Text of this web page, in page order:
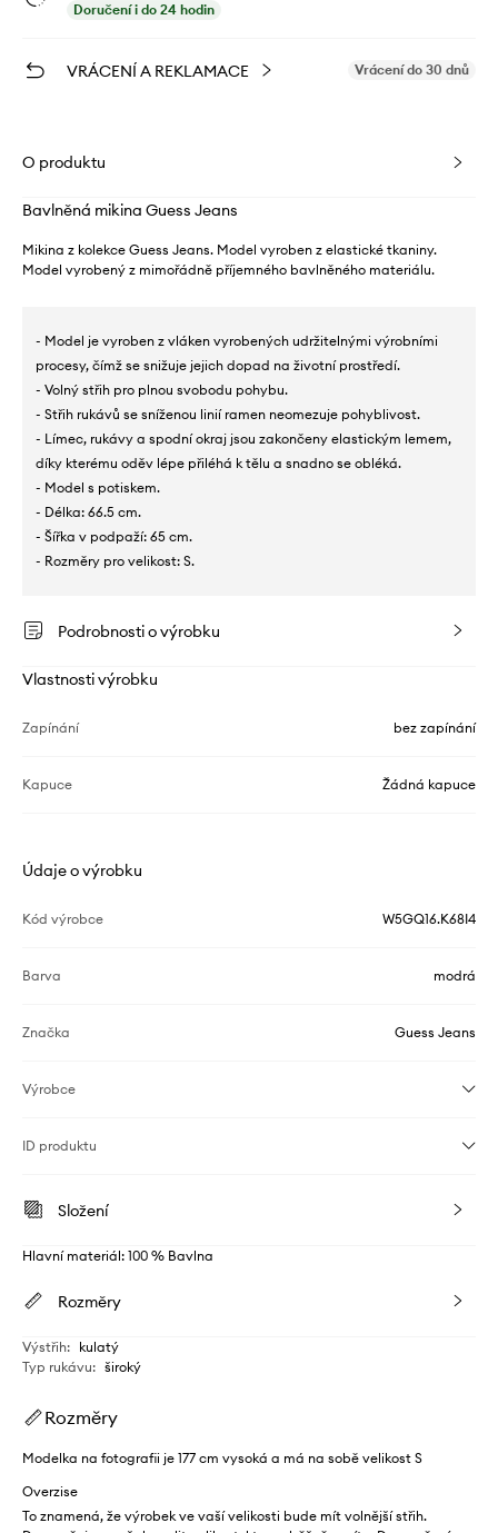
Doručení i do 24 hodin
VRÁCENÍ A REKLAMACE Vrácení do 30 dnů
O produktu
Bavlněná mikina Guess Jeans
Mikina z kolekce Guess Jeans. Model vyroben z elastické tkaniny.
Model vyrobený z mimořádně příjemného bavlněného materiálu.
- Model je vyroben z vláken vyrobených udržitelnými výrobními
procesy, čímž se snižuje jejich dopad na životní prostředí.
- Volný střih pro plnou svobodu pohybu.
- Střih rukávů se sníženou linií ramen neomezuje pohyblivost.
- Límec, rukávy a spodní okraj jsou zakončeny elastickým lemem,
díky kterému oděv lépe přiléhá k tělu a snadno se obléká.
- Model s potiskem.
- Délka: 66.5 cm.
- Šířka v podpaží: 65 cm.
- Rozměry pro velikost: S.
Podrobnosti o výrobku
Vlastnosti výrobku
Zapínání bez zapínání
Kapuce Žádná kapuce
Údaje o výrobku
Kód výrobce W5GQ16.K68I4
Barva modrá
Značka Guess Jeans
Výrobce
ID produktu
Složení
Hlavní materiál: 100 % Bavlna
Rozměry
Výstřih: kulatý
Typ rukávu: široký
Rozměry
Modelka na fotografii je 177 cm vysoká a má na sobě velikost S
Overzise
To znamená, že výrobek ve vaší velikosti bude mít volnější střih.